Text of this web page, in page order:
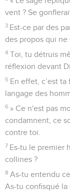
vent ? Se
3 Est-ce par des
des propos qui ne
4 Toi, tu détruis
réflexion devant
5 En effet, c’est
langage des
6 » Ce n'est pas
condamnent, ce
contre toi.
7 Es-tu le premier
collines ?
8 As-tu entendu
As-tu confisqué la